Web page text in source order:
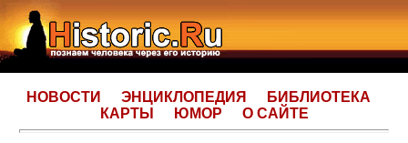
НОВОСТИ ЭНЦИКЛОПЕДИЯ
БИБЛИОТЕКА
КАРТЫ
ЮМОР О САЙТЕ